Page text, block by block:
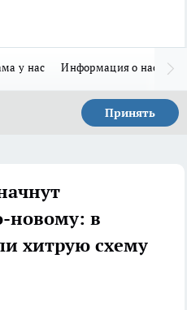
у нас Информация о нас
Принять
новому: в
хитрую схему